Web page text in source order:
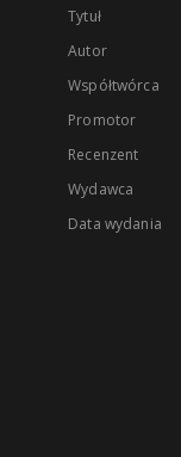
Tytuł
Autor
Współtwórca
Promotor
Recenzent
Wydawca
Data wydania